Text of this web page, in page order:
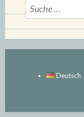
Suche
nach:
Deutsch